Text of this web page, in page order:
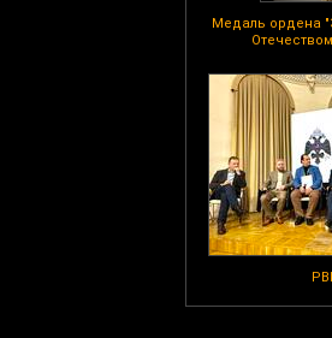
Медаль ордена